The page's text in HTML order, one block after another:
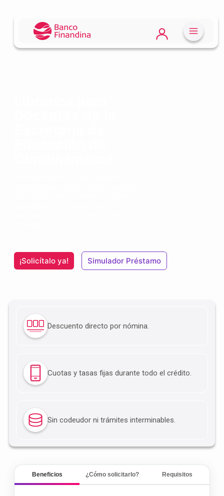
¡Solicítalo ya! Simulador Préstamo
Descuento directo por nómina.
Cuotas y tasas fijas durante todo el crédito.
Sin codeudor ni trámites interminables.
Beneficios ¿Cómo solicitarlo? Requisitos